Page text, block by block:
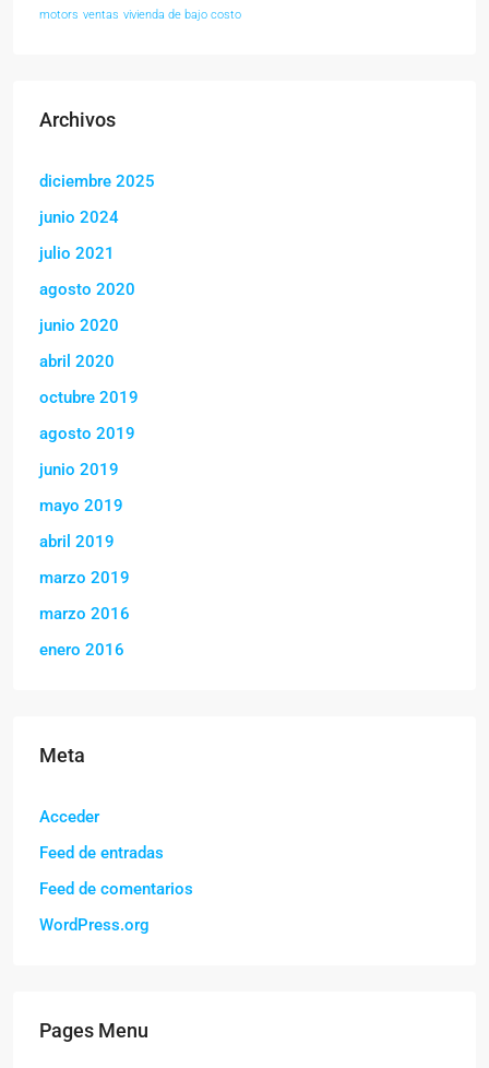
motors ventas vivienda de bajo costo
Archivos
diciembre 2025
junio 2024
julio 2021
agosto 2020
junio 2020
abril 2020
octubre 2019
agosto 2019
junio 2019
mayo 2019
abril 2019
marzo 2019
marzo 2016
enero 2016
Meta
Acceder
Feed de entradas
Feed de comentarios
WordPress.org
Pages Menu